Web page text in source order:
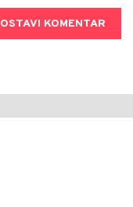
OSTAVI KOMENTAR